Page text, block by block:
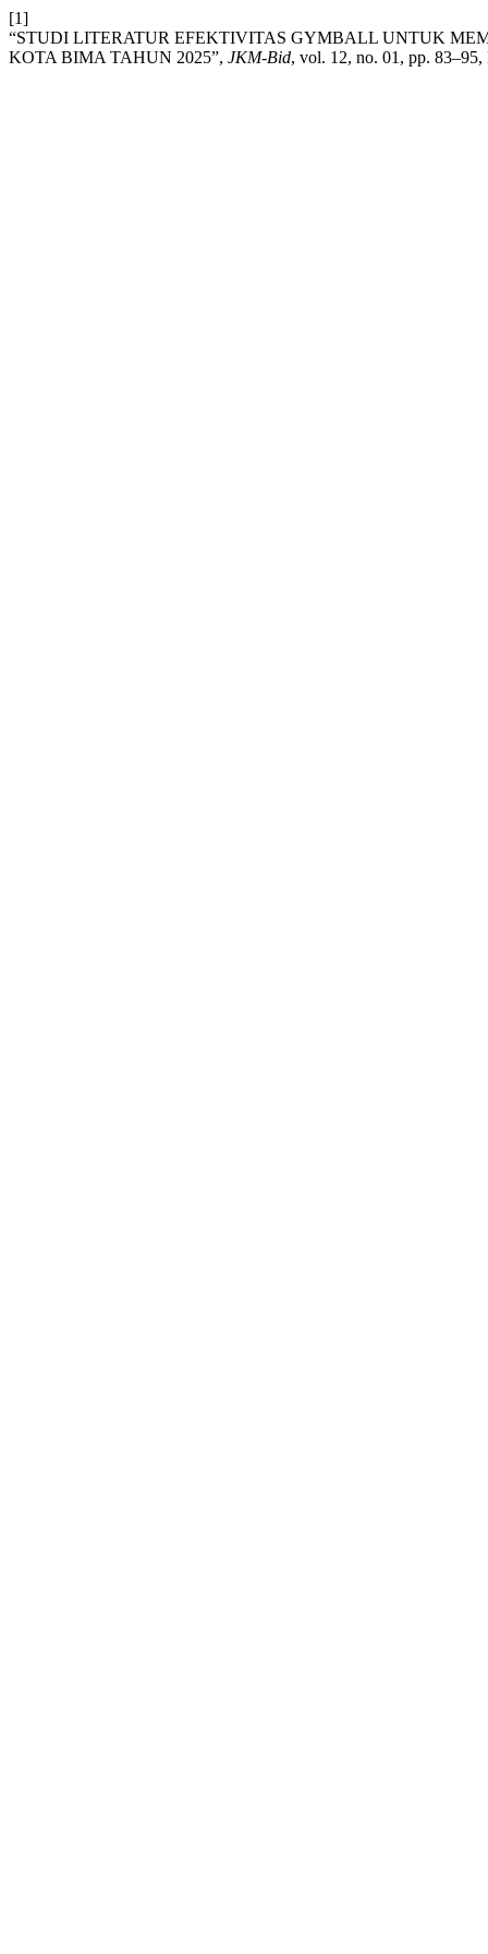
[1]
“STUDI LITERATUR EFEKTIVITAS GYMBALL UNTUK
KOTA BIMA TAHUN 2025”, JKM-Bid, vol. 12, no. 01, pp. 83–95,